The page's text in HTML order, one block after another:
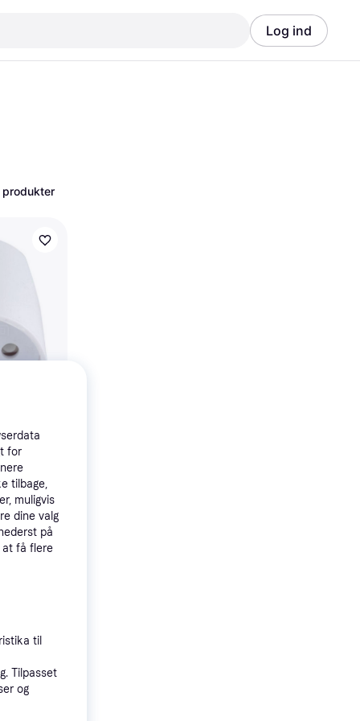
Log ind
produkter
Hvid
for
tilbage,
muligvis
dine valg
på
at få flere
til
Tilpasset
og